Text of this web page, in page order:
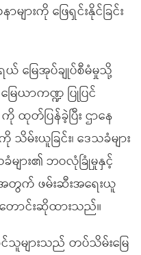
ားကို ဖြေရှင်းနိုင်ခြင်း
မြေအုပ်ချုပ်စီမံမှုသို့
ေယာကဏ္ဍ ပြုပြင်
ထုတ်ပြန်ခဲ့ပြီး ဌာနေ
သိမ်းယူခြင်း၊ ဒေသခံများ
ခံများ၏ ဘဝလုံခြုံမှုနှင့်
အတွက် ဖမ်းဆီးအရေးယူ
တောင်းဆိုထားသည်။
များသည် တပ်သိမ်းမြေ